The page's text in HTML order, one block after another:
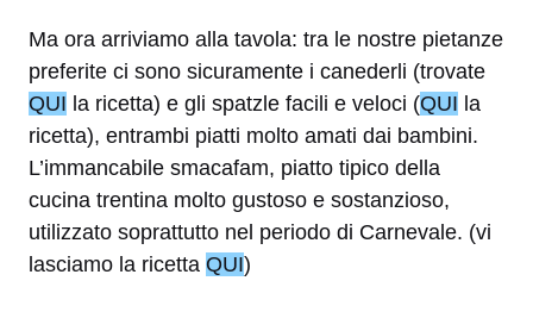
Ma ora arriviamo alla tavola: tra le nostre pietanze
preferite ci sono sicuramente i canederli (trovate
QUI la ricetta) e gli spatzle facili e veloci (QUI la
ricetta), entrambi piatti molto amati dai bambini.
L’immancabile smacafam, piatto tipico della
cucina trentina molto gustoso e sostanzioso,
utilizzato soprattutto nel periodo di Carnevale. (vi
lasciamo la ricetta QUI)